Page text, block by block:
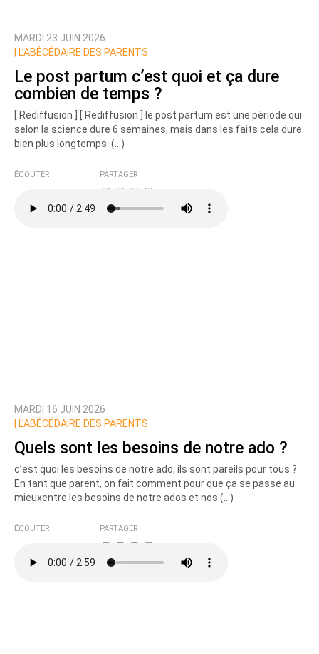
Nom
Ajoutez votre commentaire ici
Texte de votre message
Prévenez-moi de tous les nouveaux commentaires
MARDI 23 JUIN 2026
L’ABÉCÉDAIRE DES PARENTS
Le post partum c’est quoi et ça dure
combien de temps ?
[ Rediffusion ] [ Rediffusion ] le post partum est une période qui
selon la science dure 6 semaines, mais dans les faits cela dure
bien plus longtemps. (…)
ÉCOUTER PARTAGER
MARDI 16 JUIN 2026
L’ABÉCÉDAIRE DES PARENTS
Quels sont les besoins de notre ado ?
c’est quoi les besoins de notre ado, ils sont pareils pour tous ?
En tant que parent, on fait comment pour que ça se passe au
mieuxentre les besoins de notre ados et nos (…)
ÉCOUTER PARTAGER